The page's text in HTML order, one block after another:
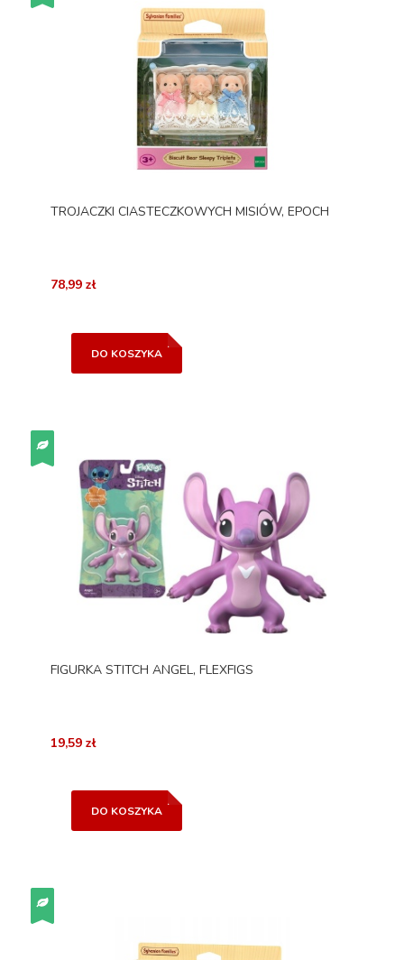
TROJACZKI CIASTECZKOWYCH MISIÓW, EPOCH
78,99 zł
DO KOSZYKA
FIGURKA STITCH ANGEL, FLEXFIGS
19,59 zł
DO KOSZYKA